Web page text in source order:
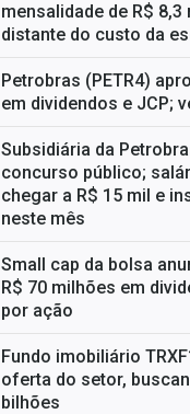
mensalidade de R$
distante do custo da
Petrobras (PETR4)
em dividendos e JCP;
Subsidiária da
concurso público;
chegar a R$ 15 mil e
neste mês
Small cap da bolsa
R$ 70 milhões em
por ação
Fundo imobiliário
oferta do setor,
bilhões